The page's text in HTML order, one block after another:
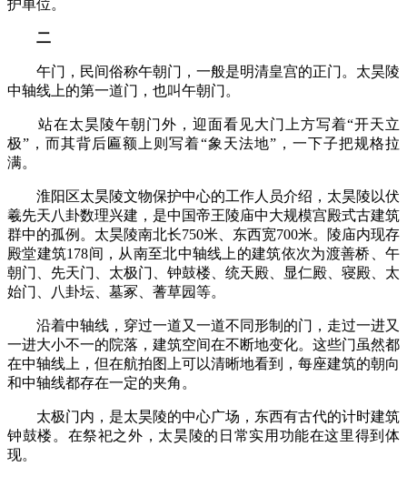
护单位。
二
午门，民间俗称午朝门，一般是明清皇宫的正门。太昊陵
中轴线上的第一道门，也叫午朝门。
站在太昊陵午朝门外，迎面看见大门上方写着“开天立
极”，而其背后匾额上则写着“象天法地”，一下子把规格拉
满。
淮阳区太昊陵文物保护中心的工作人员介绍，太昊陵以伏
羲先天八卦数理兴建，是中国帝王陵庙中大规模宫殿式古建筑
群中的孤例。太昊陵南北长750米、东西宽700米。陵庙内现存
殿堂建筑178间，从南至北中轴线上的建筑依次为渡善桥、午
朝门、先天门、太极门、钟鼓楼、统天殿、显仁殿、寝殿、太
始门、八卦坛、墓冢、蓍草园等。
沿着中轴线，穿过一道又一道不同形制的门，走过一进又
一进大小不一的院落，建筑空间在不断地变化。这些门虽然都
在中轴线上，但在航拍图上可以清晰地看到，每座建筑的朝向
和中轴线都存在一定的夹角。
太极门内，是太昊陵的中心广场，东西有古代的计时建筑
钟鼓楼。在祭祀之外，太昊陵的日常实用功能在这里得到体
现。